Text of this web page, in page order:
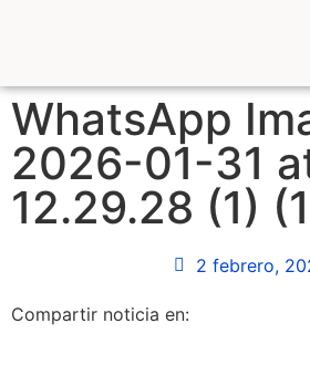
WhatsApp
2026-01-31
12.29.28 (1)
2 febrero,
Compartir noticia en: